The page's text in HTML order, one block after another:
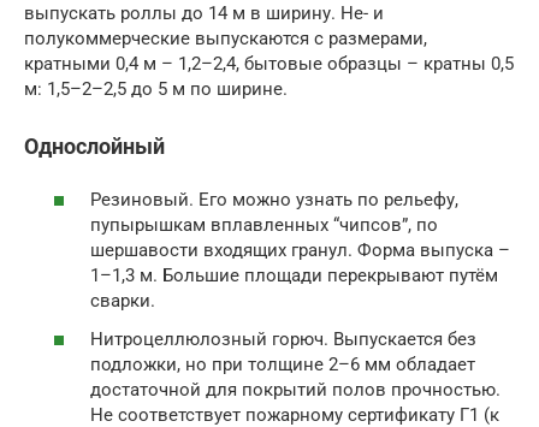
выпускать роллы до 14 м в ширину. Не- и
полукоммерческие выпускаются с размерами,
кратными 0,4 м – 1,2–2,4, бытовые образцы – кратны 0,5
м: 1,5–2–2,5 до 5 м по ширине.
Однослойный
Резиновый. Его можно узнать по рельефу,
пупырышкам вплавленных “чипсов”, по
шершавости входящих гранул. Форма выпуска –
1–1,3 м. Большие площади перекрывают путём
сварки.
Нитроцеллюлозный горюч. Выпускается без
подложки, но при толщине 2–6 мм обладает
достаточной для покрытий полов прочностью.
Не соответствует пожарному сертификату Г1 (к